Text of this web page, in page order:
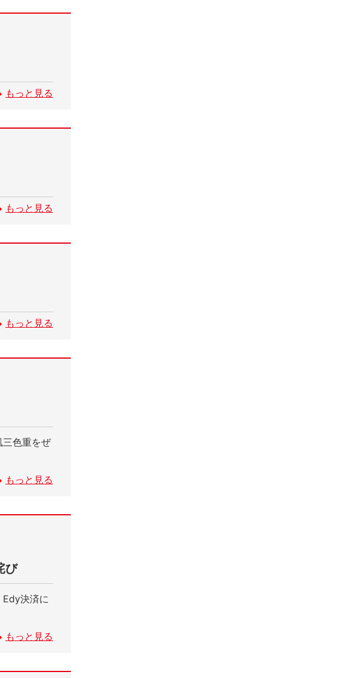
もっと見る
もっと見る
もっと見る
三色重をぜ
もっと見る
び
Edy決済に
もっと見る